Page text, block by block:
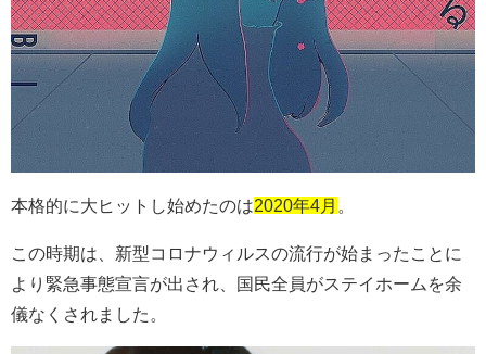
本格的に大ヒットし始めたのは2020年4月
この時期は、新型コロナウィルスの流行が始まったことに
より緊急事態宣言が出され、国民全員がステイホームを余
儀なくされました。